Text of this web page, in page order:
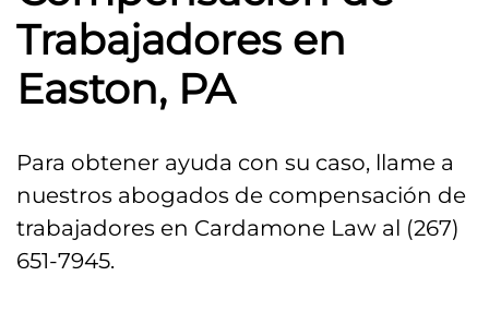
Trabajadores en
Easton, PA
Para obtener ayuda con su caso, llame a
nuestros abogados de compensación de
trabajadores en Cardamone Law al (267)
651-7945.